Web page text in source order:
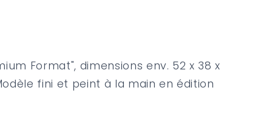
Format", dimensions env. 52 x 38 x
fini et peint à la main en édition